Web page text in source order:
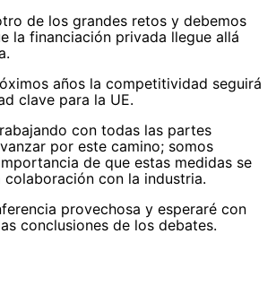
de los grandes retos y debemos
la financiación privada llegue allá
años la competitividad seguirá
clave para la UE.
con todas las partes
por este camino; somos
de que estas medidas se
colaboración con la industria.
provechosa y esperaré con
conclusiones de los debates.